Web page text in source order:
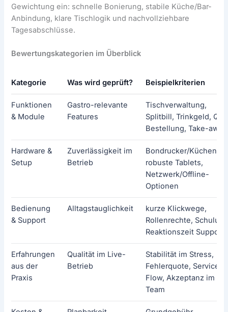
Gewichtung ein: schnelle Bonierung, stabile Küche/Bar-
Anbindung, klare Tischlogik und nachvollziehbare
Tagesabschlüsse.
Bewertungskategorien im Überblick
Kategorie Was wird geprüft? Beispielkriterien
Funktionen
& Module
Gastro-relevante
Features
Tischverwaltung,
Splitbill, Trinkgeld, QR-
Bestellung, Take-away
Hardware &
Setup
Zuverlässigkeit im
Betrieb
Bondrucker/
robuste Tablets,
Netzwerk/Offline-
Optionen
Bedienung
& Support
Alltagstauglichkeit
kurze Klickwege,
Rollenrechte,
Reaktionszeit Support
Erfahrungen
aus der
Praxis
Qualität im Live-
Betrieb
Stabilität im Stress,
Fehlerquote, Service-
Flow, Akzeptanz im
Team